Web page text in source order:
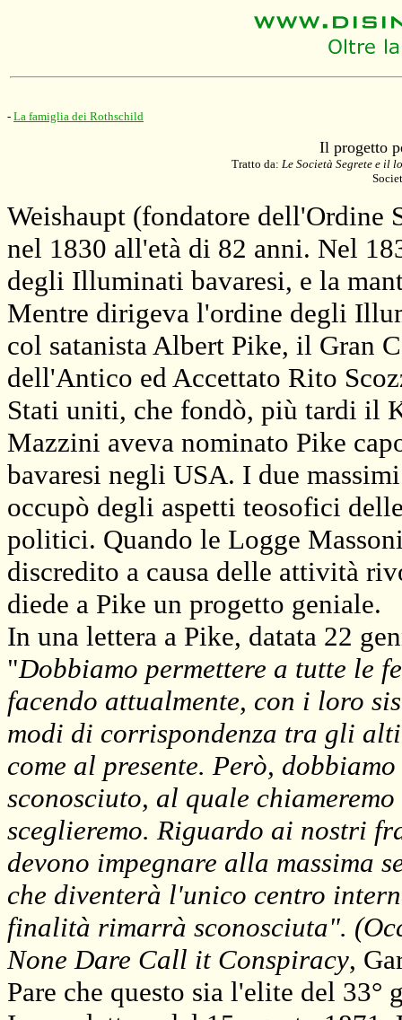
- La famiglia dei Rothschild
Il progetto
Tratto da: Le Società Segrete e il
Weishaupt (fondatore
nel 1830 all'età di 82 anni. Nel
degli Illuminati bavaresi, e la
Mentre dirigeva l'ordine degli
col satanista Albert Pike, il Gran
dell'Antico ed Accettato Rito
Stati uniti, che fondò, più tardi il
Mazzini aveva nominato Pike
bavaresi negli USA. I due
occupò degli aspetti teosofici
politici. Quando le Logge
discredito a causa delle attività
diede a Pike un progetto geniale.
In una lettera a Pike, datata 22
"Dobbiamo permettere a tutte le
facendo attualmente, con i loro
modi di corrispondenza tra gli
come al presente. Però,
sconosciuto, al quale
sceglieremo. Riguardo ai nostri
devono impegnare alla massima
che diventerà l'unico centro
finalità rimarrà sconosciuta".
None Dare Call it Conspiracy,
Pare che questo sia l'elite del 33°